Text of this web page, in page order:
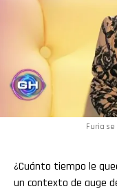
Furia
¿Cuánto tiempo le
un contexto de auge